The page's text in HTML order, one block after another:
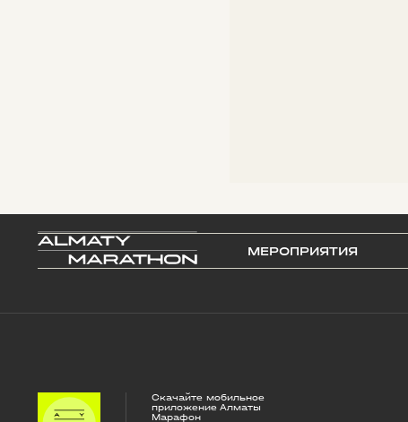
МЕРОПРИЯТИЯ
Скачайте мобильное
приложение Алматы
Марафон